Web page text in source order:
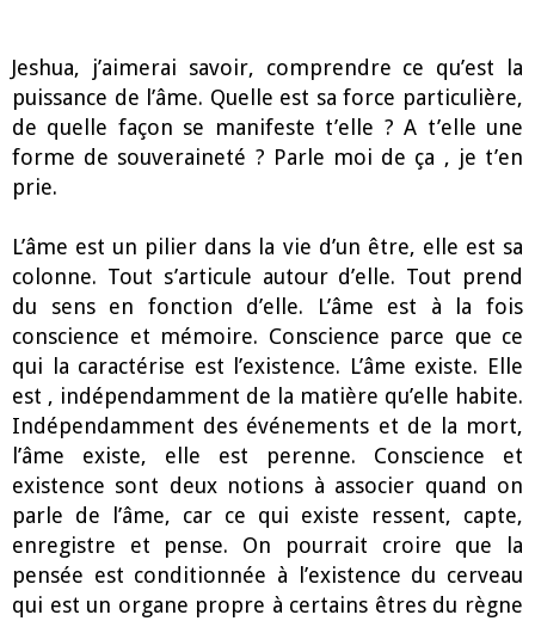
Jeshua, j’aimerai savoir, comprendre ce qu’est la
puissance de l’âme. Quelle est sa force particulière,
de quelle façon se manifeste t’elle ? A t’elle une
forme de souveraineté ? Parle moi de ça , je t’en
prie.
L’âme est un pilier dans la vie d’un être, elle est sa
colonne. Tout s’articule autour d’elle. Tout prend
du sens en fonction d’elle. L’âme est à la fois
conscience et mémoire. Conscience parce que ce
qui la caractérise est l’existence. L’âme existe. Elle
est , indépendamment de la matière qu’elle habite.
Indépendamment des événements et de la mort,
l’âme existe, elle est perenne. Conscience et
existence sont deux notions à associer quand on
parle de l’âme, car ce qui existe ressent, capte,
enregistre et pense. On pourrait croire que la
pensée est conditionnée à l’existence du cerveau
qui est un organe propre à certains êtres du règne